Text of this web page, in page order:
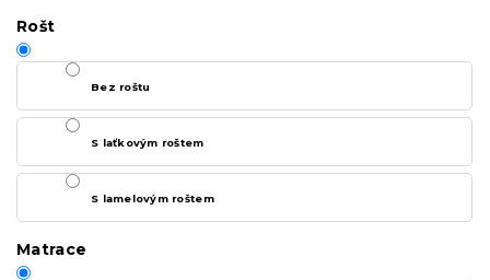
Rošt
Bez roštu
S laťkovým roštem
S lamelovým roštem
Matrace